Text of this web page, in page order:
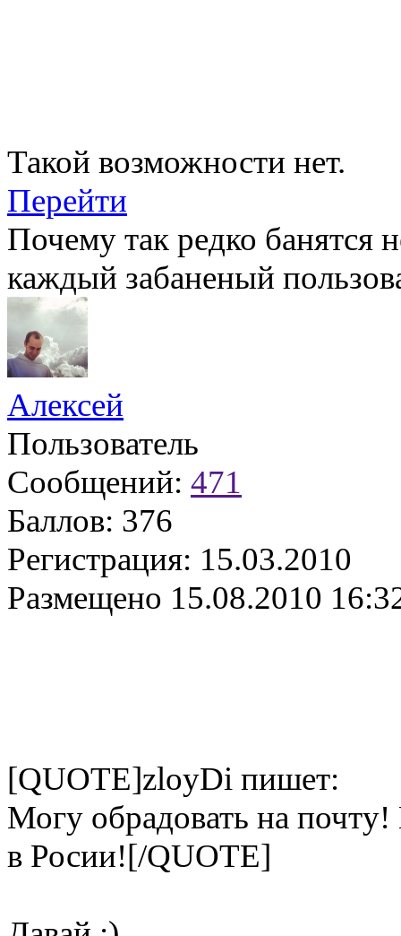
Такой возможности нет.
Перейти
Почему так редко банятся
каждый забаненый
Алексей
Пользователь
Сообщений: 471
Баллов: 376
Регистрация: 15.03.2010
Размещено 15.08.2010
[QUOTE]zloyDi пишет:
Могу обрадовать на
в Росии![/QUOTE]